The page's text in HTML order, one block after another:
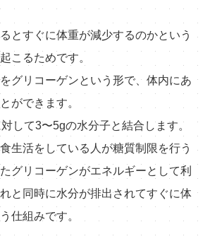
とすぐに体重が減少するのかという
こるためです。
グリコーゲンという形で、体内にあ
ができます。
して3〜5gの水分子と結合します。
生活をしている人が糖質制限を行う
グリコーゲンがエネルギーとして利
と同時に水分が排出されてすぐに体
仕組みです。